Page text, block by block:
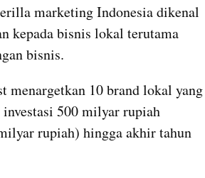
marketing Indonesia dikenal
kepada bisnis lokal terutama
bisnis.
menargetkan 10 brand lokal yang
500 milyar rupiah
rupiah) hingga akhir tahun